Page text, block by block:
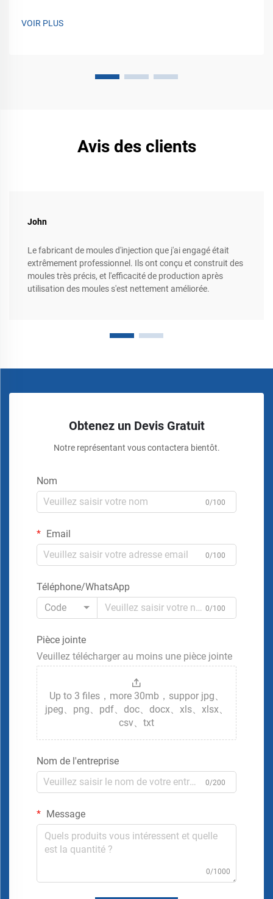
VOIR PLUS
Avis des clients
John
Le fabricant de moules d'injection que j'ai engagé était
extrêmement professionnel. Ils ont conçu et construit des
moules très précis, et l'efficacité de production après
utilisation des moules s'est nettement améliorée.
Obtenez un Devis Gratuit
Notre représentant vous contactera bientôt.
Nom
0/100
Email
0/100
Téléphone/WhatsApp
Code
0/100
Pièce jointe
Veuillez télécharger au moins une pièce jointe
Up to 3 files，more 30mb，suppor jpg、
jpeg、png、pdf、doc、docx、xls、xlsx、
csv、txt
Nom de l'entreprise
0/200
Message
0/1000